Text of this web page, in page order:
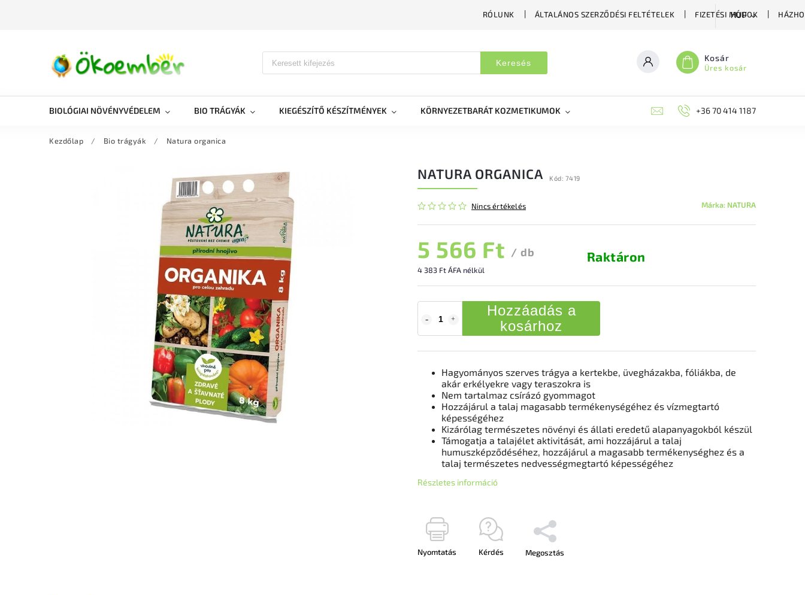
RÓLUNK ÁLTALÁNOS SZERZŐDÉSI FELTÉTELEK FIZETÉSI MÓDOK
HUF
Keresés Kosár
Üres kosár
BIOLÓGIAI NÖVÉNYVÉDELEM BIO TRÁGYÁK KIEGÉSZÍTŐ KÉSZÍTMÉNYEK KÖRNYEZETBARÁT KOZMETIKUMOK BLOG MÉHÉSZETI
+36 70 414 1187
Kezdőlap / Bio trágyák / Natura organica
NATURA ORGANICA Kód: 7419
Nincs értékelés Márka: NATURA
5 566 Ft / db
4 383 Ft ÁFA nélkül
Raktáron
Hozzáadás a
kosárhoz
Hagyományos szerves trágya a kertekbe, üvegházakba, fóliákba, de
akár erkélyekre vagy teraszokra is
Nem tartalmaz csírázó gyommagot
Hozzájárul a talaj magasabb termékenységéhez és vízmegtartó
képességéhez
Kizárólag természetes növényi és állati eredetű alapanyagokból készül
Támogatja a talajélet aktivitását, ami hozzájárul a talaj
humuszképződéséhez, hozzájárul a magasabb termékenységhez és a
talaj természetes nedvességmegtartó képességéhez
Részletes információ
Nyomtatás Kérdés Megosztás